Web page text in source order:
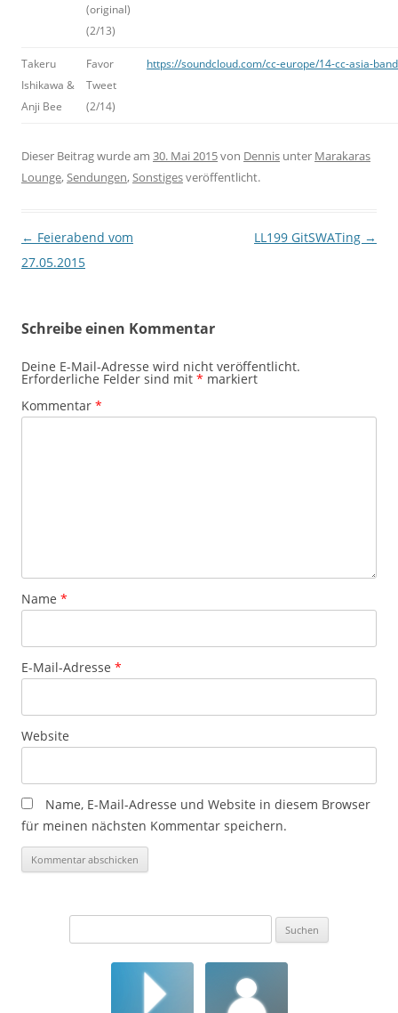
(original)
(2/13)
Takeru
Ishikawa &
Anji Bee
Favor
Tweet
(2/14)
https://soundcloud.com/cc-europe/14-cc-asia-
Dieser Beitrag wurde am 30. Mai 2015von Dennis unter Marakaras
Lounge,Sendungen,Sonstigesveröffentlicht.
Beitragsnavigation
← Feierabend vom
27.05.2015
LL199 GitSWATing →
Schreibe einen Kommentar
Deine E-Mail-Adresse wird nicht veröffentlicht.
Erforderliche Felder sind mit * markiert
Kommentar *
Name *
E-Mail-Adresse *
Website
Name, E-Mail-Adresse und Website in diesem Browser
für meinen nächsten Kommentar speichern.